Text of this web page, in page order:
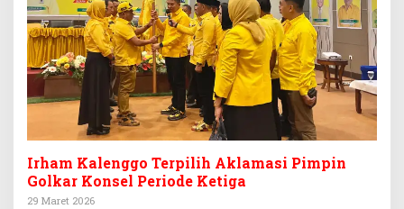
Irham Kalenggo Terpilih Aklamasi Pimpin
Golkar Konsel Periode Ketiga
29 Maret 2026